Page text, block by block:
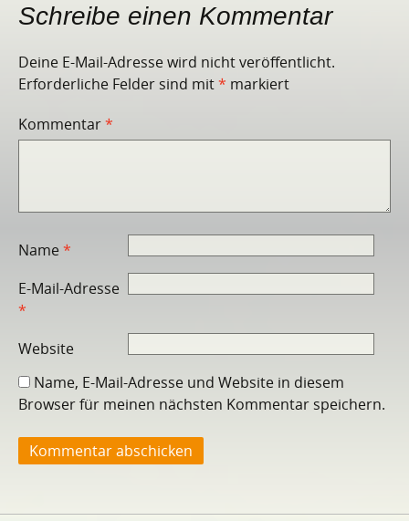
Schreibe einen Kommentar
Deine E-Mail-Adresse wird nicht veröffentlicht.
Erforderliche Felder sind mit* markiert
Kommentar*
Name*
E-Mail-Adresse
*
Website
Name, E-Mail-Adresse und Website in diesem
Browser für meinen nächsten Kommentar speichern.